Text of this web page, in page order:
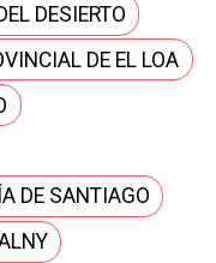
DESIERTO
DE EL LOA
DE SANTIAGO